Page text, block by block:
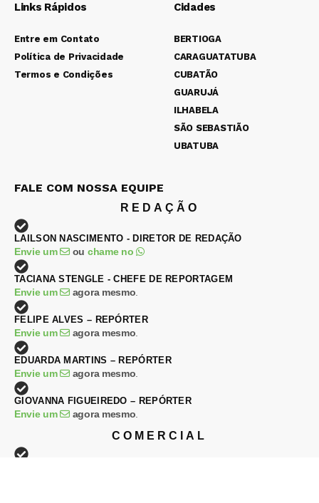
Links Rápidos
Entre em Contato
Política de Privacidade
Termos e Condições
Cidades
BERTIOGA
CARAGUATATUBA
CUBATÃO
GUARUJÁ
ILHABELA
SÃO SEBASTIÃO
UBATUBA
FALE COM NOSSA EQUIPE
REDAÇÃO
LAILSON NASCIMENTO - DIRETOR DE REDAÇÃO
Envie um ou chame no
TACIANA STENGLE - CHEFE DE REPORTAGEM
Envie um agora mesmo
FELIPE ALVES – REPÓRTER
Envie um agora mesmo
EDUARDA MARTINS – REPÓRTER
Envie um agora mesmo
GIOVANNA FIGUEIREDO – REPÓRTER
Envie um agora mesmo
COMERCIAL